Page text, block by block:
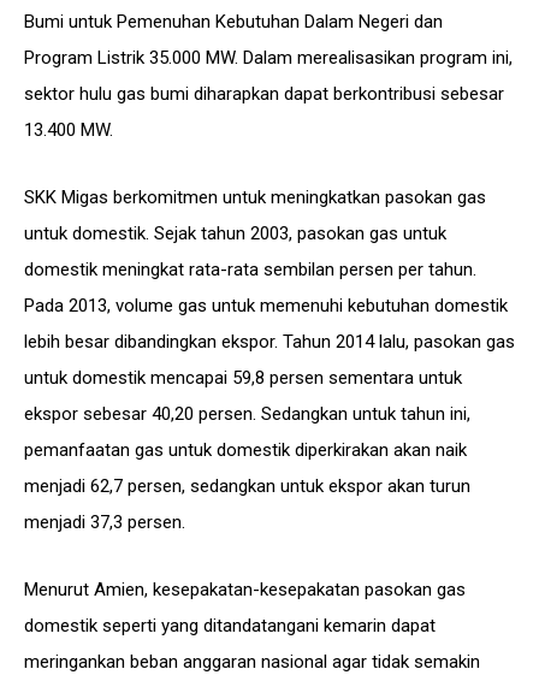
Bumi untuk Pemenuhan Kebutuhan Dalam Negeri dan
Program Listrik 35.000 MW. Dalam merealisasikan program ini,
sektor hulu gas bumi diharapkan dapat berkontribusi sebesar
13.400 MW.
SKK Migas berkomitmen untuk meningkatkan pasokan gas
untuk domestik. Sejak tahun 2003, pasokan gas untuk
domestik meningkat rata-rata sembilan persen per tahun.
Pada 2013, volume gas untuk memenuhi kebutuhan domestik
lebih besar dibandingkan ekspor. Tahun 2014 lalu, pasokan gas
untuk domestik mencapai 59,8 persen sementara untuk
ekspor sebesar 40,20 persen. Sedangkan untuk tahun ini,
pemanfaatan gas untuk domestik diperkirakan akan naik
menjadi 62,7 persen, sedangkan untuk ekspor akan turun
menjadi 37,3 persen.
Menurut Amien, kesepakatan-kesepakatan pasokan gas
domestik seperti yang ditandatangani kemarin dapat
meringankan beban anggaran nasional agar tidak semakin